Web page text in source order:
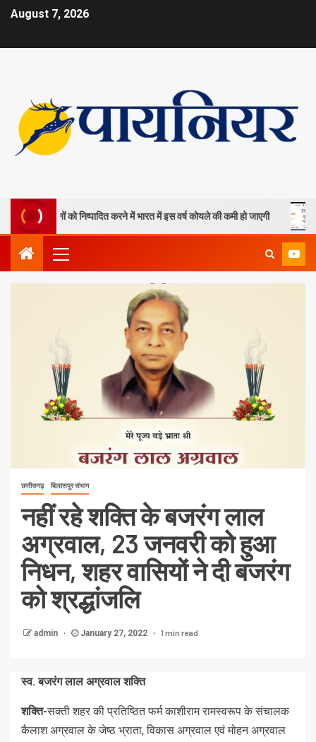
August 7, 2026
खदानों को निष्पादित करने में भारत में इस वर्ष कोयले की कमी हो जाएगी
छत्तीसगढ़ बिलासपुर संभाग
नहीं रहे शक्ति के बजरंग लाल
अग्रवाल, 23 जनवरी को हुआ
निधन, शहर वासियों ने दी बजरंग
को श्रद्धांजलि
admin January 27, 2022 1 min read
स्व. बजरंग लाल अग्रवाल शक्ति
शक्ति-सक्ती शहर की प्रतिष्ठित फर्म काशीराम रामस्वरूप के संचालक
कैलाश अग्रवाल के जेष्ठ भ्राता, विकास अग्रवाल एवं मोहन अग्रवाल